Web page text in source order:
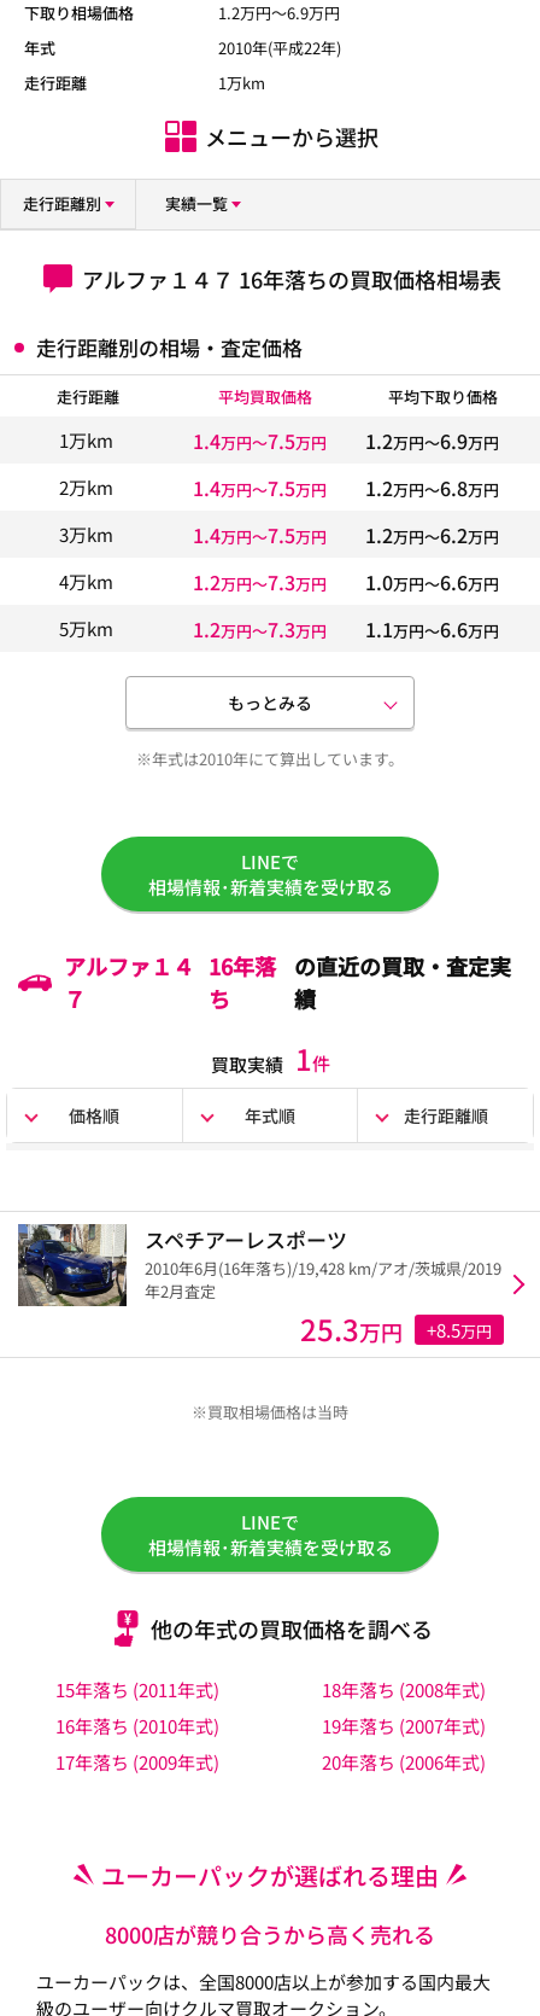
下取り相場価格 1.2万円〜6.9万円
年式
2010年(平成22年)
走行距離
1万km
メニューから選択
走行距離別 実績一覧
アルファ１４７ 16年落ちの買取価格相場表
走行距離別の相場・査定価格
走行距離 平均買取価格 平均下取り価格
1万km 1.4万円〜7.5万円 1.2万円〜6.9万円
2万km 1.4万円〜7.5万円 1.2万円〜6.8万円
3万km 1.4万円〜7.5万円 1.2万円〜6.2万円
4万km 1.2万円〜7.3万円 1.0万円〜6.6万円
5万km 1.2万円〜7.3万円 1.1万円〜6.6万円
もっとみる
※年式は2010年にて算出しています。
LINEで
相場情報･新着実績を受け取る
アルファ１４
７
16年落
ち
の直近の買取・査定実
績
買取実績 1件
価格順 年式順 走行距離順
スペチアーレスポーツ
2010年6月(16年落ち)/19,428 km/アオ/茨城県/2019
年2月査定
25.3万円 +8.5万円
※買取相場価格は当時
LINEで
相場情報･新着実績を受け取る
他の年式の買取価格を調べる
15年落ち (2011年式)
16年落ち (2010年式)
17年落ち (2009年式)
18年落ち (2008年式)
19年落ち (2007年式)
20年落ち (2006年式)
ユーカーパックが選ばれる理由
8000店が競り合うから高く売れる
ユーカーパックは、全国8000店以上が参加する国内最大
級のユーザー向けクルマ買取オークション。